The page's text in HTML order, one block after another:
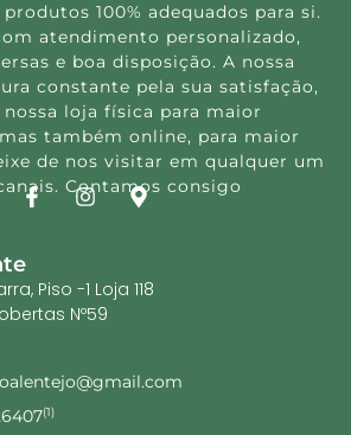
100% adequados para si.
atendimento personalizado,
e boa disposição. A nossa
constante pela sua satisfação,
nossa loja física para maior
também online, para maior
de nos visitar em qualquer um
Contamos consigo
Piso -1 Loja 118
Nº59
(1)